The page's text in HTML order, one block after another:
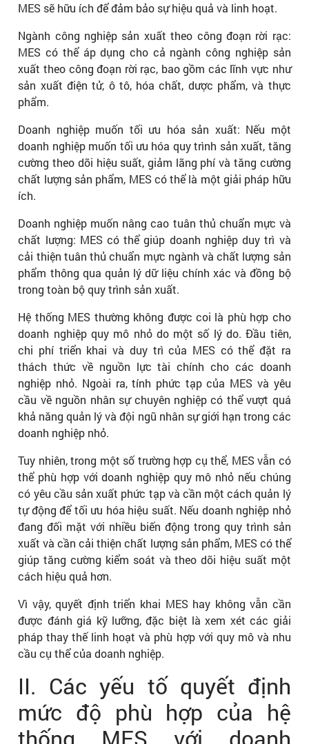
MES sẽ hữu ích để đảm bảo sự hiệu quả và linh hoạt.
Ngành công nghiệp sản xuất theo công đoạn rời rạc:
MES có thể áp dụng cho cả ngành công nghiệp sản
xuất theo công đoạn rời rạc, bao gồm các lĩnh vực như
sản xuất điện tử, ô tô, hóa chất, dược phẩm, và thực
phẩm.
Doanh nghiệp muốn tối ưu hóa sản xuất: Nếu một
doanh nghiệp muốn tối ưu hóa quy trình sản xuất, tăng
cường theo dõi hiệu suất, giảm lãng phí và tăng cường
chất lượng sản phẩm, MES có thể là một giải pháp hữu
ích.
Doanh nghiệp muốn nâng cao tuân thủ chuẩn mực và
chất lượng: MES có thể giúp doanh nghiệp duy trì và
cải thiện tuân thủ chuẩn mực ngành và chất lượng sản
phẩm thông qua quản lý dữ liệu chính xác và đồng bộ
trong toàn bộ quy trình sản xuất.
Hệ thống MES thường không được coi là phù hợp cho
doanh nghiệp quy mô nhỏ do một số lý do. Đầu tiên,
chi phí triển khai và duy trì của MES có thể đặt ra
thách thức về nguồn lực tài chính cho các doanh
nghiệp nhỏ. Ngoài ra, tính phức tạp của MES và yêu
cầu về nguồn nhân sự chuyên nghiệp có thể vượt quá
khả năng quản lý và đội ngũ nhân sự giới hạn trong các
doanh nghiệp nhỏ.
Tuy nhiên, trong một số trường hợp cụ thể, MES vẫn có
thể phù hợp với doanh nghiệp quy mô nhỏ nếu chúng
có yêu cầu sản xuất phức tạp và cần một cách quản lý
tự động để tối ưu hóa hiệu suất. Nếu doanh nghiệp nhỏ
đang đối mặt với nhiều biến động trong quy trình sản
xuất và cần cải thiện chất lượng sản phẩm, MES có thể
giúp tăng cường kiểm soát và theo dõi hiệu suất một
cách hiệu quả hơn.
Vì vậy, quyết định triển khai MES hay không vẫn cần
được đánh giá kỹ lưỡng, đặc biệt là xem xét các giải
pháp thay thế linh hoạt và phù hợp với quy mô và nhu
cầu cụ thể của doanh nghiệp.
II. Các yếu tố quyết định
mức độ phù hợp của hệ